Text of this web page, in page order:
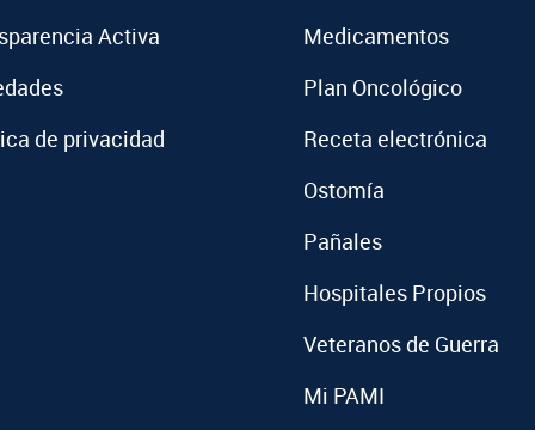
Activa
de privacidad
Medicamentos
Plan Oncológico
Receta electrónica
Ostomía
Pañales
Hospitales Propios
Veteranos de Guerra
Mi PAMI